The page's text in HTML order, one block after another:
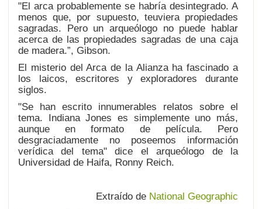
"El arca probablemente se habría desintegrado. A
menos que, por supuesto, teuviera propiedades
sagradas. Pero un arqueólogo no puede hablar
acerca de las propiedades sagradas de una caja
de madera.”, Gibson.
El misterio del Arca de la Alianza ha fascinado a
los laicos, escritores y exploradores durante
siglos.
"Se han escrito innumerables relatos sobre el
tema. Indiana Jones es simplemente uno más,
aunque en formato de película. Pero
desgraciadamente no poseemos información
verídica del tema" dice el arqueólogo de la
Universidad de Haifa, Ronny Reich.
Extraído de National Geographic